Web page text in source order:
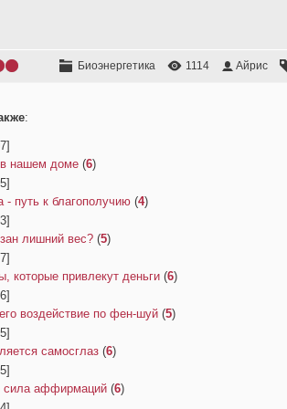
Биоэнергетика 1114 Айрис
:
в нашем доме (6)
- путь к благополучию (4)
лишний вес? (5)
которые привлекут деньги (6)
воздействие по фен-шуй (5)
самосглаз (6)
сила аффирмаций (6)